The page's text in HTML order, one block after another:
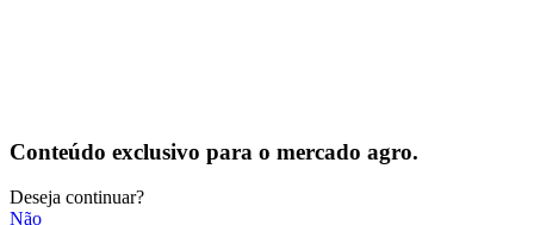
Conteúdo exclusivo para o mercado agro.
Deseja continuar?
Não